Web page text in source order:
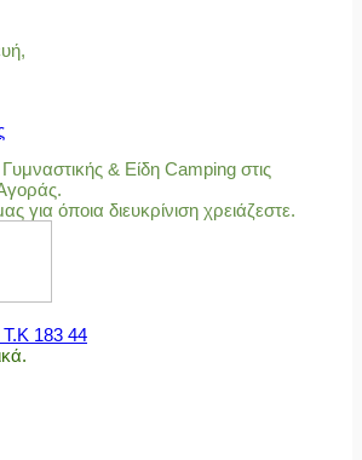
& Είδη Camping στις
για όποια διευκρίνιση χρειάζεστε.
183 44